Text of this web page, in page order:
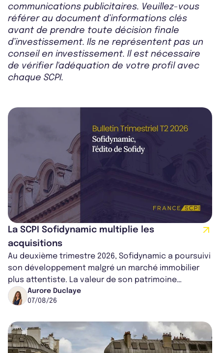
communications publicitaires. Veuillez-vous
référer au document d’informations clés
avant de prendre toute décision finale
d’investissement. Ils ne représentent pas un
conseil en investissement. Il est nécessaire
de vérifier l'adéquation de votre profil avec
chaque SCPI.
La SCPI Sofidynamic multiplie les
acquisitions
Au deuxième trimestre 2026, Sofidynamic a poursuivi
son développement malgré un marché immobilier
plus attentiste. La valeur de son patrimoine
progresse de 3,8% à périmètre constan...
Aurore Duclaye
07/08/26